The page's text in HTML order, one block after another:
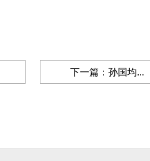
下一篇：孙国均...